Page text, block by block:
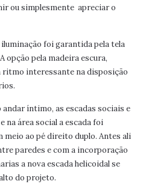
ou simplesmente apreciar o
foi garantida pela tela
opção pela madeira escura,
ritmo interessante na disposição
íntimo, as escadas sociais e
na área social a escada foi
meio ao pé direito duplo. Antes ali
paredes e com a incorporação
a nova escada helicoidal se
do projeto.